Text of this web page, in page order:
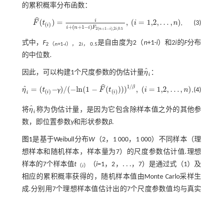
的累积概率分布函数：
Fˆ(t(i) ) =
i
i+(n+1−i)F2(n+1−i),2i,0.5
, (i = 1,2,… ,n)
F^ (t(i)) = i+( n+1-i)F2(n+1-i),2i,0.5, (i =1,2,…,n) . (3)
式中，F2（n+1-i）， 2i， 0.5是自由度为2（n+1-i）和2i的F分布
的中位数.
因此，可以构建1个尺度参数的伪估计量η
ˆi
η^ i：
η
ˆi = (t(i) −
η^ =( t- γ)/(−ln(1 − Fˆ(t(i))))1/β , (i = 1,2, … , n)
)/( -ln(1-F^( t(i) ))) 1/β, (i=1,2 … n) .(4)
将η
ˆi
η^i称为伪估计量，是因为它包含除样本值之外的其他参
数，即位置参数γ和形状参数β.
图1是基于Weibull分布W（2，1 000，1 000）不同样本（理
想样本和随机样本，样本量为7）的尺度参数估计值.理想
样本的7个样本值t （i） （i=1，2， …
… ，7）是通过式（1） 及
相应的累积概率获得的，随机样本值由Monte Carlo采样生
成.分别用7个理想样本值估计出的7个尺度参数值均与真实